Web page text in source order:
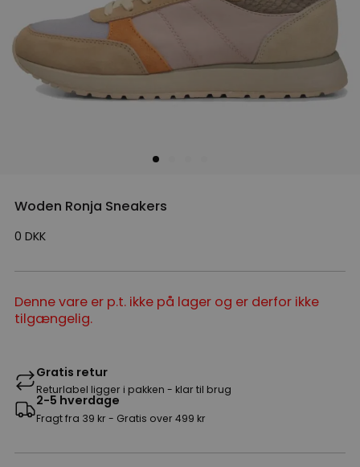
Woden Ronja Sneakers
0 DKK
Denne vare er p.t. ikke på lager og er derfor ikke
tilgængelig.
Gratis retur
Returlabel ligger i pakken - klar til brug
2-5 hverdage
Fragt fra 39 kr - Gratis over 499 kr